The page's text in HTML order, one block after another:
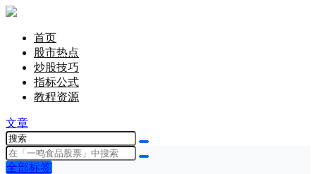
首页
股市热点
炒股技巧
指标公式
教程资源
文章
全部标签